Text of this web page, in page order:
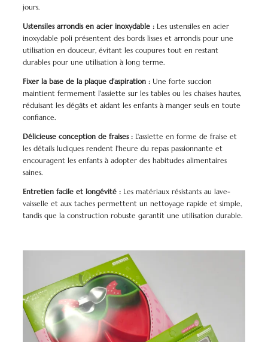
jours.
Ustensiles arrondis en acier inoxydable :Les ustensiles en acier
inoxydable poli présentent des bords lisses et arrondis pour une
utilisation en douceur, évitant les coupures tout en restant
durables pour une utilisation à long terme.
Fixer la base de la plaque d'aspiration :Une forte succion
maintient fermement l'assiette sur les tables ou les chaises hautes,
réduisant les dégâts et aidant les enfants à manger seuls en toute
confiance.
Délicieuse conception de fraises :L'assiette en forme de fraise et
les détails ludiques rendent l'heure du repas passionnante et
encouragent les enfants à adopter des habitudes alimentaires
saines.
Entretien facile et longévité :Les matériaux résistants au lave-
vaisselle et aux taches permettent un nettoyage rapide et simple,
tandis que la construction robuste garantit une utilisation durable.